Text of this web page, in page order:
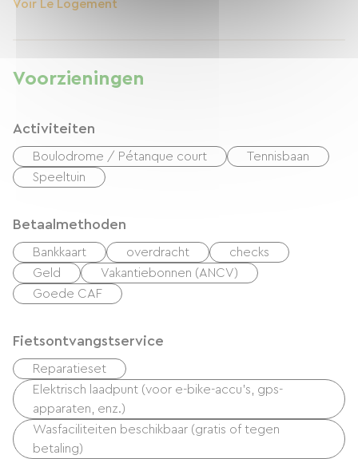
Voir Le Logement
Voorzieningen
Activiteiten
Boulodrome / Pétanque court
Tennisbaan
Speeltuin
Betaalmethoden
Bankkaart overdracht
checks
Geld
Vakantiebonnen (ANCV)
Goede CAF
Fietsontvangstservice
Reparatieset
Elektrisch laadpunt (voor e-bike-accu's, gps-
apparaten, enz.)
Wasfaciliteiten beschikbaar (gratis of tegen
betaling)